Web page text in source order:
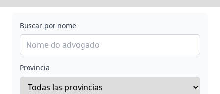
Buscar por nome
Provincia